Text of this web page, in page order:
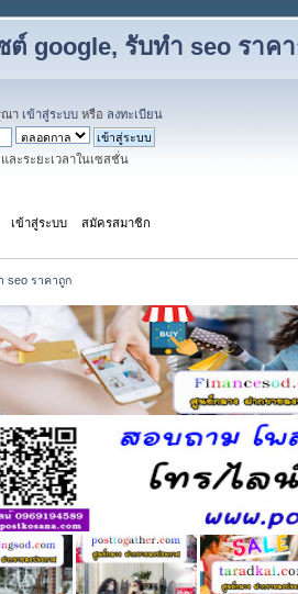
ต์ google, รับทำ seo ราค
ณา เข้าสู่ระบบ หรือ ลงทะเบียน
ละระยะเวลาในเซสชั่น
เข้าสู่ระบบ สมัครสมาชิก
seo ราคาถูก